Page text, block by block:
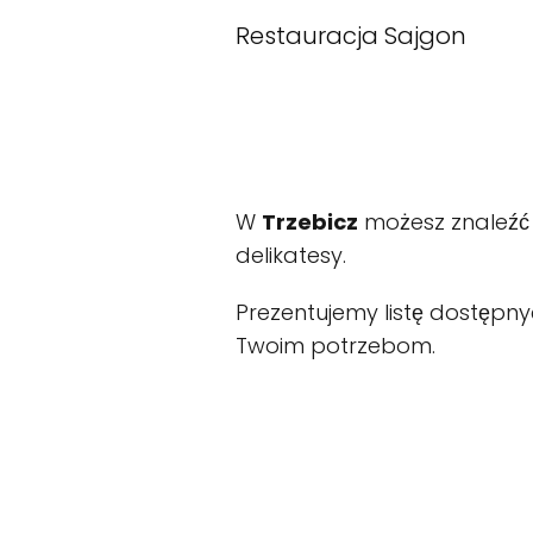
Restauracja Sajgon
W Trzebicz możesz
delikatesy.
Prezentujemy listę
Twoim potrzebom.